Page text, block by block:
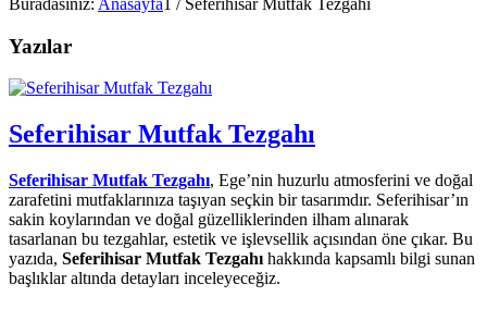
Yazılar
Seferihisar Mutfak Tezgahı
Seferihisar Mutfak Tezgahı, Ege’nin huzurlu atmosferini ve doğal
zarafetini mutfaklarınıza taşıyan seçkin bir tasarımdır. Seferihisar’ın
sakin koylarından ve doğal güzelliklerinden ilham alınarak
tasarlanan bu tezgahlar, estetik ve işlevsellik açısından öne çıkar. Bu
yazıda, Seferihisar Mutfak Tezgahı hakkında kapsamlı bilgi sunan
başlıklar altında detayları inceleyeceğiz.